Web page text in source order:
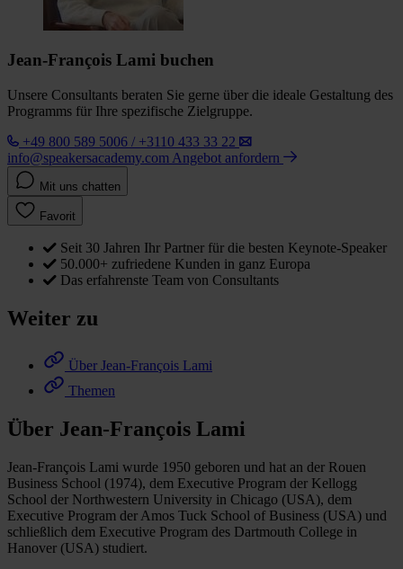
Jean-François Lami buchen
Unsere Consultants beraten Sie gerne über die ideale Gestaltung des
Programms für Ihre spezifische Zielgruppe.
+49 800 589 5006 / +3110 433 33 22
info@speakersacademy.com Angebot anfordern
Mit uns chatten
Favorit
Seit 30 Jahren Ihr Partner für die besten Keynote-Speaker
50.000+ zufriedene Kunden in ganz Europa
Das erfahrenste Team von Consultants
Weiter zu
Über Jean-François Lami
Themen
Über Jean-François Lami
Jean-François Lami wurde 1950 geboren und hat an der Rouen
Business School (1974), dem Executive Program der Kellogg
School der Northwestern University in Chicago (USA), dem
Executive Program der Amos Tuck School of Business (USA) und
schließlich dem Executive Program des Dartmouth College in
Hanover (USA) studiert.